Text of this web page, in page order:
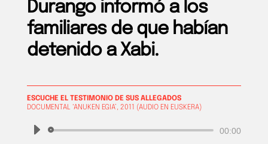
Durango informó a los
familiares de que habían
detenido a Xabi.
ESCUCHE EL TESTIMONIO DE SUS ALLEGADOS
DOCUMENTAL ‘ANUKEN EGIA’, 2011 (AUDIO EN EUSKERA)
Reproductor
00:00